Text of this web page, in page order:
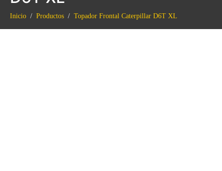
Inicio Productos Topador Frontal Caterpillar D6T XL